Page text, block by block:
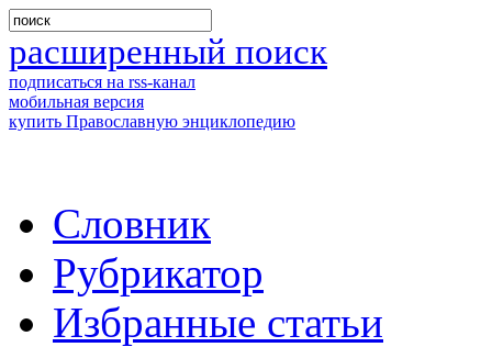
расширенный поиск
подписаться на rss-канал
мобильная версия
купить Православную энциклопедию
Словник
Рубрикатор
Избранные статьи